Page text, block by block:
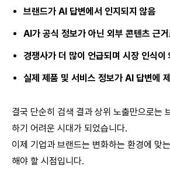
브랜드가 AI 답변에서 인지되지 않음
AI가 공식 정보가 아닌 외부 콘텐츠 근
경쟁사가 더 많이 언급되며 시장 인식이
실제 제품 및 서비스 정보가 AI 답변에
결국 단순히 검색 결과 상위 노출만으로는
하기 어려운 시대가 되었습니다.
이제 기업과 브랜드는 변화하는 환경에 맞
해야 할 시점입니다.